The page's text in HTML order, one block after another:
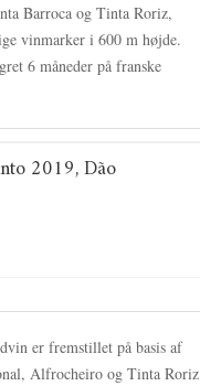
Barroca og Tinta Roriz,
vinmarker i 600 m højde.
6 måneder på franske
2019, Dão
er fremstillet på basis af
Alfrocheiro og Tinta Roriz